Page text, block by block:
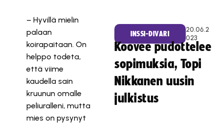
– Hyvillä mielin
palaan
koirapaitaan. On
helppo todeta,
että viime
kaudella sain
kruunun omalle
peliuralleni, mutta
mies on pysynyt
INSSI-DIVARI
20.06.2
023
Koovee pudottelee
sopimuksia, Topi
Nikkanen uusin
julkistus